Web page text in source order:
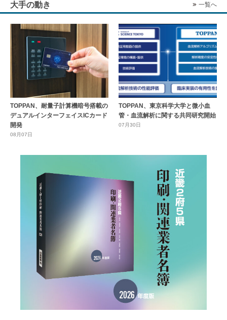
大手の動き 一覧へ
TOPPAN、耐量子計算機暗号搭載の
デュアルインターフェイスICカード
開発
08月07日
TOPPAN、東京科学大学と微小血
管・血流解析に関する共同研究開始
07月30日